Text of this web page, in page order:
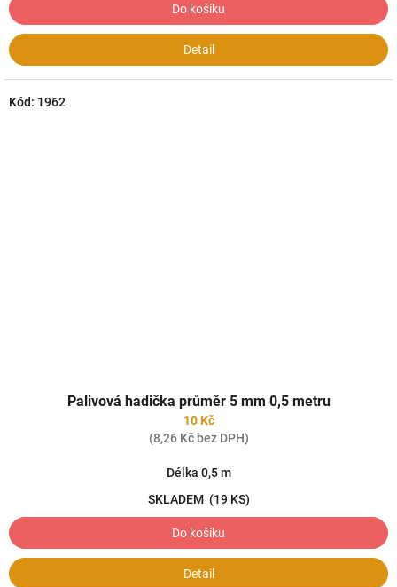
Do košíku
Detail
Palivová hadička průměr 5 mm 0,5 metru
10 Kč
(8,26 Kč bez DPH)
Délka 0,5 m
SKLADEM (19 KS)
Do košíku
Detail
Kód: 1962